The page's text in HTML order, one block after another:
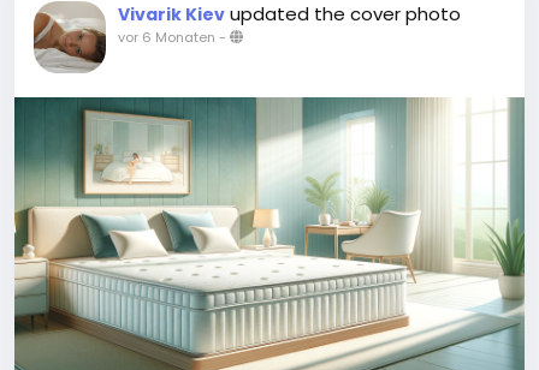
Vivarik Kiev updated the cover photo
vor 6 Monaten -